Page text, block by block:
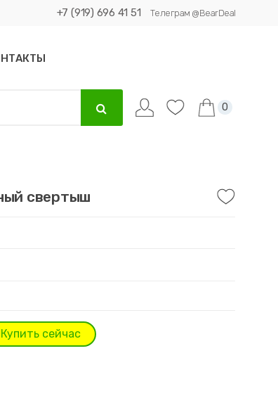
+7 (919) 696 41 51 Телеграм @BearDeal
0
свертыш